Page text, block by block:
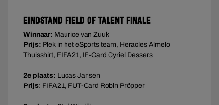
EINDSTAND FIELD OF TALENT FINALE
Winnaar: Maurice van Zuuk
Prijs: Plek in het eSports team, Heracles Almelo
Thuisshirt, FIFA21, IF-Card Cyriel Dessers
2e plaats: Lucas Jansen
Prijs: FIFA21, FUT-Card Robin Pröpper